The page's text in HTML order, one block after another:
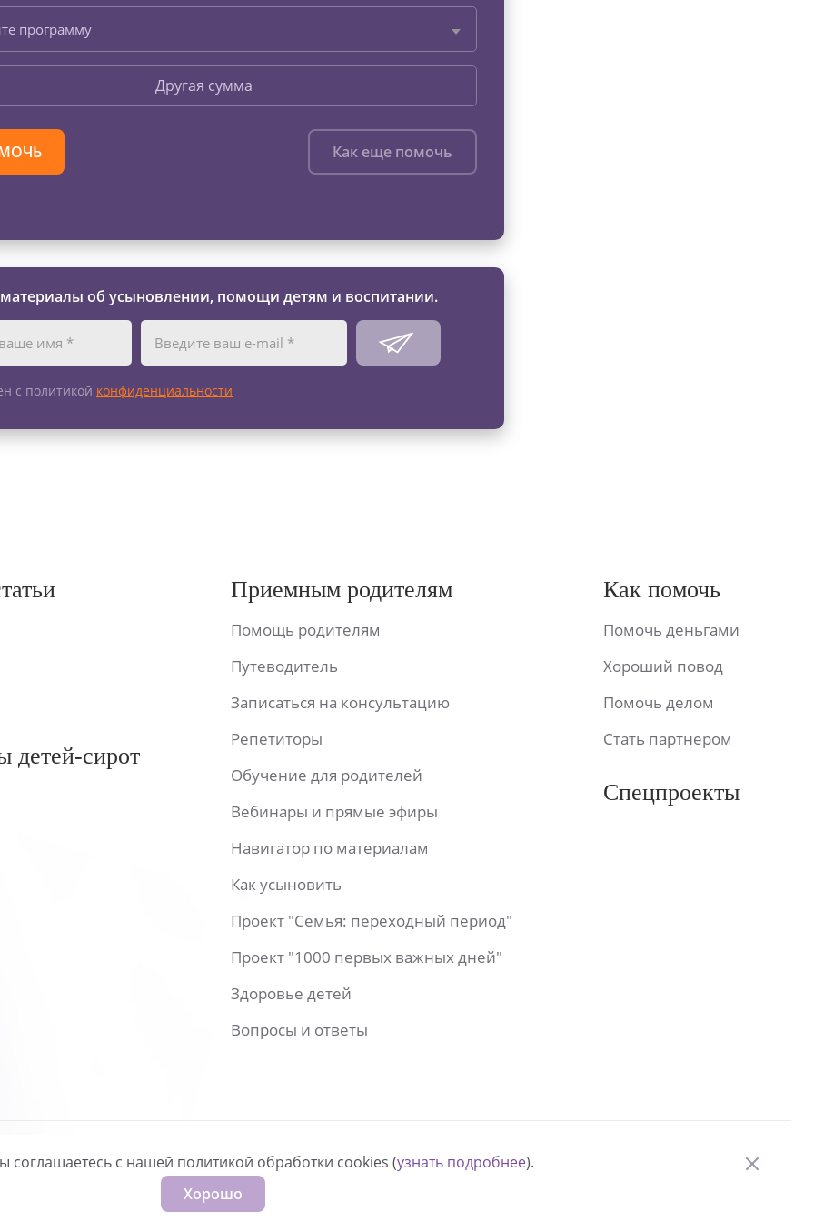
программу
Другая сумма
Как еще помочь
об усыновлении, помощи детям и воспитании.
с политикой конфиденциальности
детей-сирот
Приемным родителям
Помощь родителям
Путеводитель
Записаться на консультацию
Репетиторы
Обучение для родителей
Вебинары и прямые эфиры
Навигатор по материалам
Как усыновить
Проект "Семья: переходный период"
Проект "1000 первых важных дней"
Здоровье детей
Вопросы и ответы
Как помочь
Помочь деньгами
Хороший повод
Помочь делом
Стать партнером
Спецпроекты
соглашаетесь с нашей политикой обработки cookies (узнать подробнее).
Хорошо